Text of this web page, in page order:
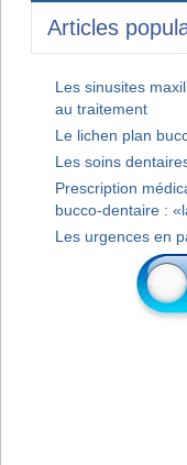
Articles
Les sinusites
au traitement
Le lichen plan
Les soins
Prescription
bucco-dentaire :
Les urgences en